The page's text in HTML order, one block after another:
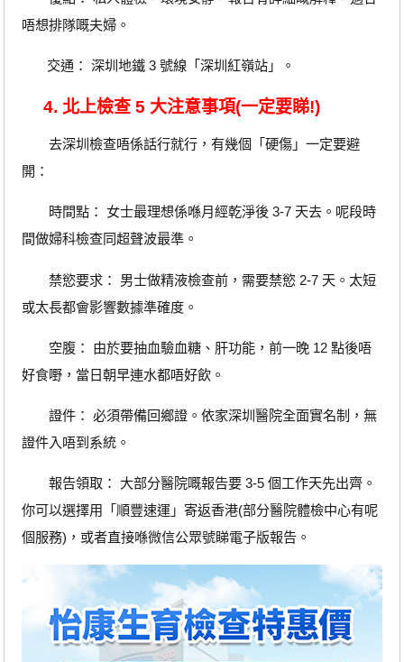
唔想排隊嘅夫婦。
交通： 深圳地鐵 3 號線「深圳紅嶺站」。
4. 北上檢查 5 大注意事項(一定要睇!)
去深圳檢查唔係話行就行，有幾個「硬傷」一定要避
開：
時間點： 女士最理想係喺月經乾淨後 3-7 天去。呢段時
間做婦科檢查同超聲波最準。
禁慾要求： 男士做精液檢查前，需要禁慾 2-7 天。太短
或太長都會影響數據準確度。
空腹： 由於要抽血驗血糖、肝功能，前一晚 12 點後唔
好食嘢，當日朝早連水都唔好飲。
證件： 必須帶備回鄉證。依家深圳醫院全面實名制，無
證件入唔到系統。
報告領取： 大部分醫院嘅報告要 3-5 個工作天先出齊。
你可以選擇用「順豐速運」寄返香港(部分醫院體檢中心有呢
個服務)，或者直接喺微信公眾號睇電子版報告。